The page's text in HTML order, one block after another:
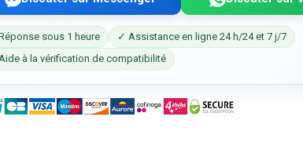
sous 1 heure
✓ Assistance en ligne 24 h/24 et 7 j/7
à la vérification de compatibilité